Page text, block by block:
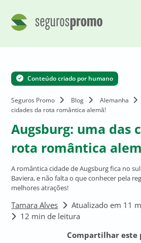
Conteúdo criado por humano
Seguros Promo Blog Alemanha
cidades da rota romântica alemã!
Augsburg: uma das
rota romântica
A romântica cidade de Augsburg fica no
Baviera, e não falta o que conhecer pela
melhores atrações!
Tamara Alves
Atualizado em 11
12 min de leitura
Compartilhar este